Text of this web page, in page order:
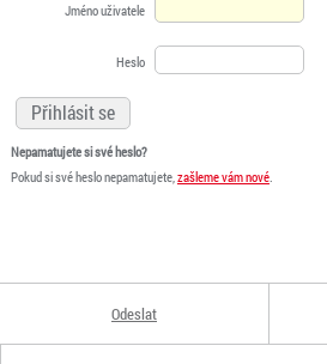
Jméno uživatele
Heslo
Nepamatujete si své heslo?
Pokud si své heslo nepamatujete,zašleme vám nové.
Odeslat